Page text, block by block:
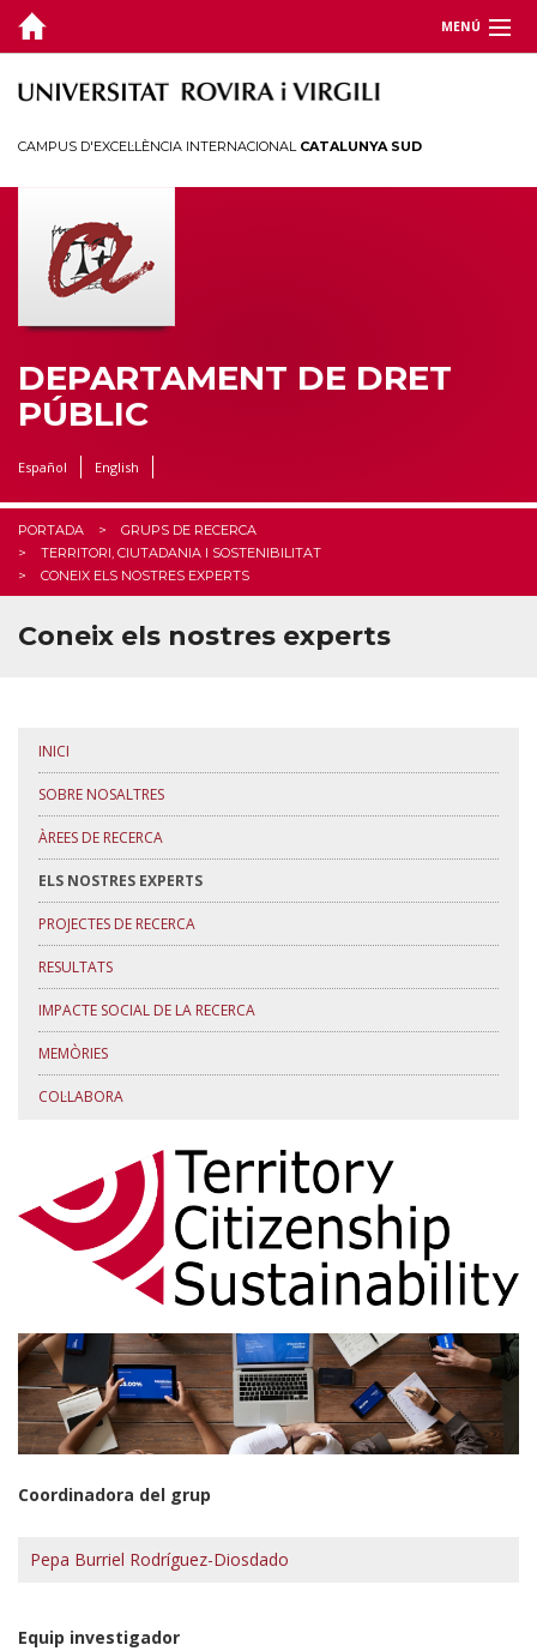
MENÚ
DEPARTAMENT
RECERCA
Estudis Jurídics Locals
Territori, Ciutadania i Sostenibilitat
CEDAT
ESTUDIANTS
CAMPUS D'EXCEL·LÈNCIA INTERNACIONAL CATALUNYA SUD
DEPARTAMENT DE DRET
PÚBLIC
Español English
PORTADA
GRUPS DE RECERCA
TERRITORI, CIUTADANIA I SOSTENIBILITAT
CONEIX ELS NOSTRES EXPERTS
Coneix els nostres experts
INICI
SOBRE NOSALTRES
ÀREES DE RECERCA
ELS NOSTRES EXPERTS
PROJECTES DE RECERCA
RESULTATS
IMPACTE SOCIAL DE LA RECERCA
MEMÒRIES
COL·LABORA
Coordinadora del grup
Pepa Burriel Rodríguez-Diosdado
Equip investigador